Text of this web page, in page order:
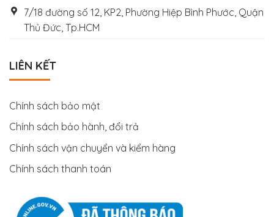
7/18 đường số 12, KP2, Phường Hiệp Bình Phước, Quận
Thủ Đức, Tp.HCM
LIÊN KẾT
Chính sách bảo mật
Chính sách bảo hành, đổi trả
Chính sách vận chuyển và kiểm hàng
Chính sách thanh toán